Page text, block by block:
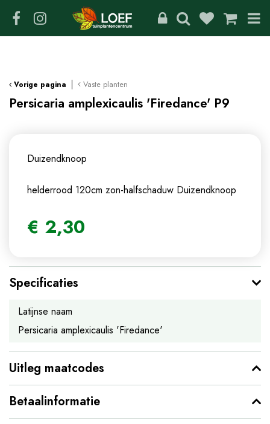
Vorige pagina Vaste planten
Persicaria amplexicaulis 'Firedance' P9
Duizendknoop
helderrood 120cm zon-halfschaduw Duizendknoop
€ 2,30
Specificaties
Latijnse naam
Persicaria amplexicaulis 'Firedance'
Uitleg maatcodes
Betaalinformatie